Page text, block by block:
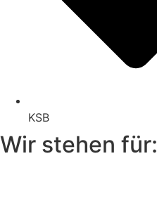
KSB
Wir stehen für: